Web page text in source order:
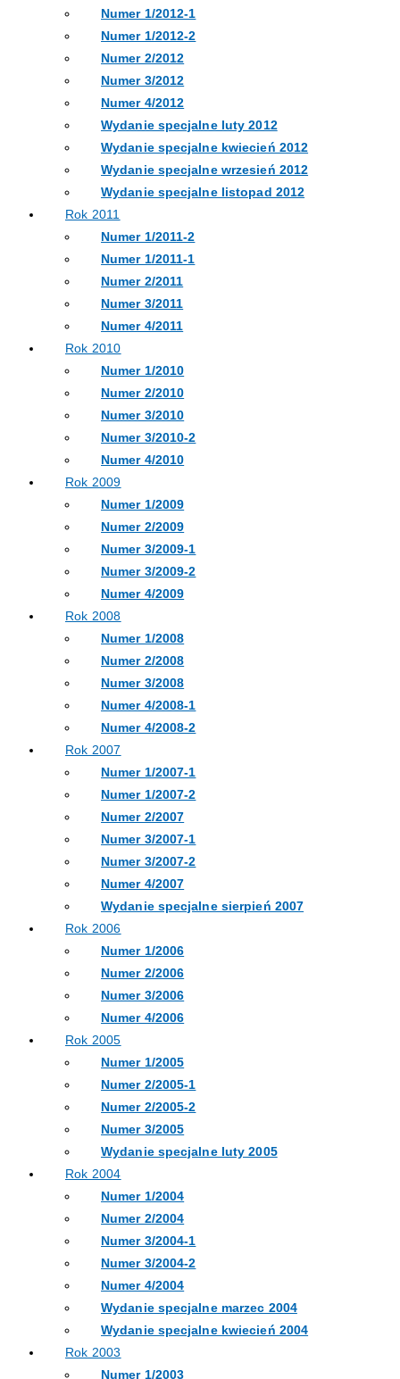
Numer 1/2012-1
Numer 1/2012-2
Numer 2/2012
Numer 3/2012
Numer 4/2012
Wydanie specjalne luty 2012
Wydanie specjalne kwiecień 2012
Wydanie specjalne wrzesień 2012
Wydanie specjalne listopad 2012
Rok 2011
Numer 1/2011-2
Numer 1/2011-1
Numer 2/2011
Numer 3/2011
Numer 4/2011
Rok 2010
Numer 1/2010
Numer 2/2010
Numer 3/2010
Numer 3/2010-2
Numer 4/2010
Rok 2009
Numer 1/2009
Numer 2/2009
Numer 3/2009-1
Numer 3/2009-2
Numer 4/2009
Rok 2008
Numer 1/2008
Numer 2/2008
Numer 3/2008
Numer 4/2008-1
Numer 4/2008-2
Rok 2007
Numer 1/2007-1
Numer 1/2007-2
Numer 2/2007
Numer 3/2007-1
Numer 3/2007-2
Numer 4/2007
Wydanie specjalne sierpień 2007
Rok 2006
Numer 1/2006
Numer 2/2006
Numer 3/2006
Numer 4/2006
Rok 2005
Numer 1/2005
Numer 2/2005-1
Numer 2/2005-2
Numer 3/2005
Wydanie specjalne luty 2005
Rok 2004
Numer 1/2004
Numer 2/2004
Numer 3/2004-1
Numer 3/2004-2
Numer 4/2004
Wydanie specjalne marzec 2004
Wydanie specjalne kwiecień 2004
Rok 2003
Numer 1/2003